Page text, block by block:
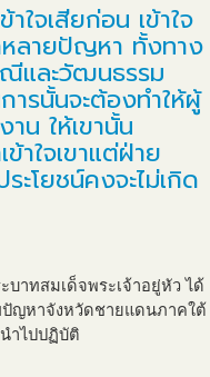
าใจเสียก่อน เข้าใจ
หลายปัญหา ทั้งทาง
และวัฒนธรรม
ารนั้นจะต้องทำให้ผู้
าน ให้เขานั้น
ข้าใจเขาแต่ฝ่าย
ะโยชน์คงจะไม่เกิด
บาทสมเด็จพระเจ้าอยู่หัว ได้
ปัญหาจังหวัดชายแดนภาคใต้
ำไปปฏิบัติ